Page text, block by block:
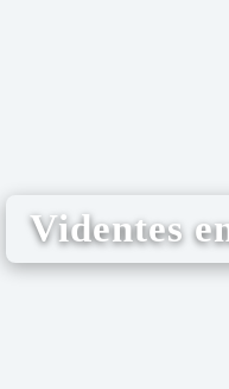
Videntes